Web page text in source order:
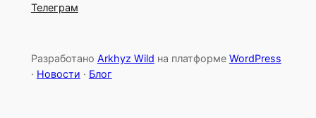
Телеграм
Разработано Arkhyz Wild на платформе WordPress
· Новости · Блог